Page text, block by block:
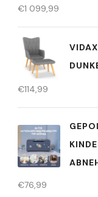
€1 099,99
€114,99
€76,99